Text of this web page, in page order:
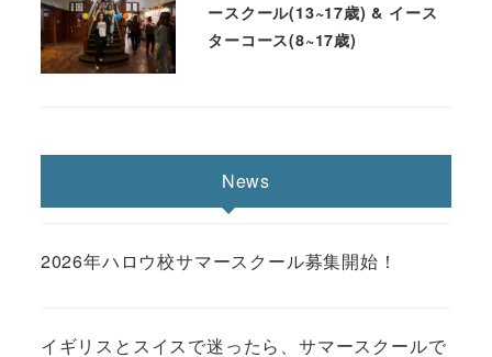
ースクール(13~17歳) & イース
ターコース(8~17歳)
News
2026年ハロウ校サマースクール募集開始！
イギリスとスイスで迷ったら、サマースクールで